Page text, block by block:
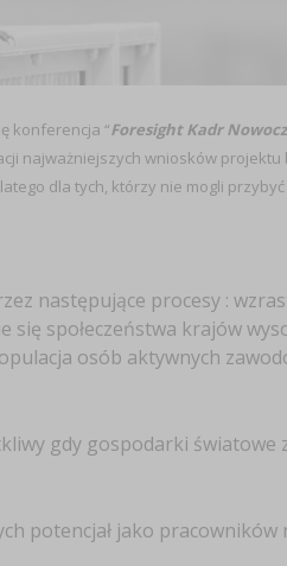
konferencja “Foresight Kadr
najważniejszych wniosków
dla tych, którzy nie mogli
następujące procesy :
się społeczeństwa krajów
osób aktywnych
gdy gospodarki światowe
potencjał jako pracowników